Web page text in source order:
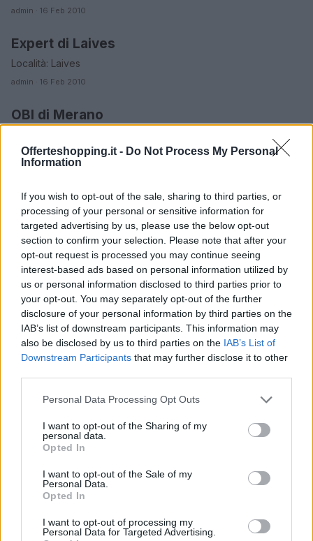
Offerteshopping.it - Do Not Process My Personal
Information
If you wish to opt-out of the sale, sharing to third parties, or
processing of your personal or sensitive information for
targeted advertising by us, please use the below opt-out
section to confirm your selection. Please note that after your
opt-out request is processed you may continue seeing
interest-based ads based on personal information utilized by
us or personal information disclosed to third parties prior to
your opt-out. You may separately opt-out of the further
disclosure of your personal information by third parties on the
IAB’s list of downstream participants. This information may
also be disclosed by us to third parties on the IAB’s List of
Downstream Participants that may further disclose it to other
Please note that this website/app uses one or more Google
not limited to your visit or usage behaviour. You may click to
grant or deny consent to Google and its third-party tags to
use your data for below specified purposes in below Google
consent section.
Personal Data Processing Opt Outs
I want to opt-out of the Sharing of my
personal data.
Opted In
I want to opt-out of the Sale of my
Personal Data.
Opted In
I want to opt-out of processing my
Personal Data for Targeted Advertising.
admin · 16 Feb 2010
BOLZANO
Expert di Laives
Località: Laives
admin · 16 Feb 2010
BOLZANO
OBI di Merano
admin · 16 Feb 2010
Località: Varna
admin · 16 Feb 2010
BOLZANO
Euronics Point di Vipiteno
Località: VIPITENO
admin · 16 Feb 2010